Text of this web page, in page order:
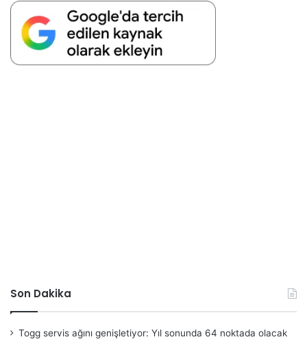
Son Dakika
Togg servis ağını genişletiyor: Yıl sonunda 64 noktada olacak